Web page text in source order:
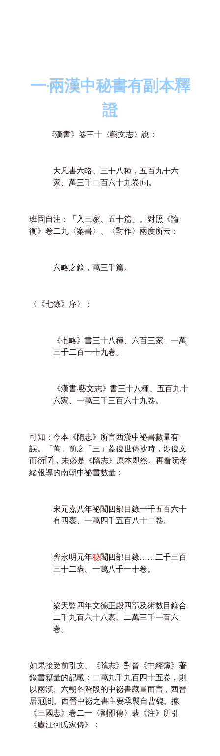
一‧兩漢中秘書有副本釋
證
《漢書》卷三十〈藝文志〉說：
大凡書六略、三十八種，五百九十六
家、萬三千二百六十九卷[6]。
班固自注：「入三家、五十篇」。對照《論
衡》卷二九〈案書〉、〈對作〉兩度所云：
六略之錄，萬三千篇。
〈《七錄》序〉：
《七略》書三十八種、六百三家、一萬
三千二百一十九卷。
《漢書‧藝文志》書三十八種、五百九十
六家、一萬三千三百六十九卷。
可知：今本《隋志》所言西漢中祕書數量有
誤。「萬」前之「三」蓋後世傳抄時，涉後文
而衍[7] ，未必是《隋志》原本即然。再看阮孝
緒報導的南朝中祕書數量：
宋元嘉八年祕閣四部目錄一千五百六十
有四袠、一萬四千五百八十二卷。
齊永明元年秘閣四部目錄……二千三百
三十二袠、一萬八千一十卷。
梁天監四年文德正殿四部及術數目錄合
二千九百六十八袠、二萬三千一百六
卷。
如果接受前引文、《隋志》對晉《中經簿》著
錄書籍量的記載：二萬九千九百四十五卷，則
以兩漢、六朝各階段的中祕書藏量而言，西晉
居冠[8] 。西晉中祕之書主要承襲自曹魏。據
《三國志》卷二一〈劉卲傳〉裴《注》所引
《廬江何氏家傳》：